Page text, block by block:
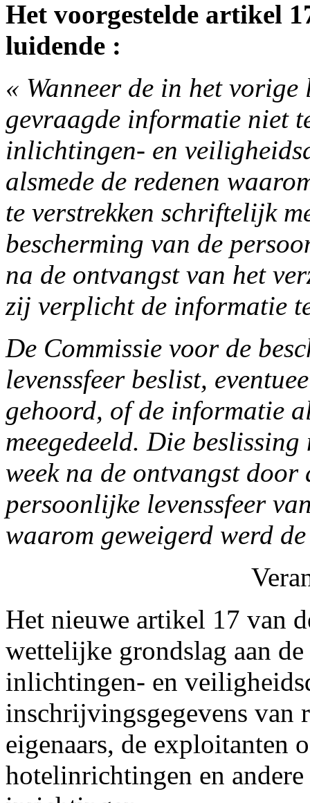
Het voorgestelde artikel
luidende :
« Wanneer de in het vorige
gevraagde informatie niet
inlichtingen- en
alsmede de redenen
te verstrekken schriftelijk
bescherming van de
na de ontvangst van het
zij verplicht de informatie
De Commissie voor de
levenssfeer beslist,
gehoord, of de informatie
meegedeeld. Die
week na de ontvangst door
persoonlijke levenssfeer
waarom geweigerd werd
Het nieuwe artikel 17 van
wettelijke grondslag aan
inlichtingen- en
inschrijvingsgegevens van
eigenaars, de exploitanten
hotelinrichtingen en